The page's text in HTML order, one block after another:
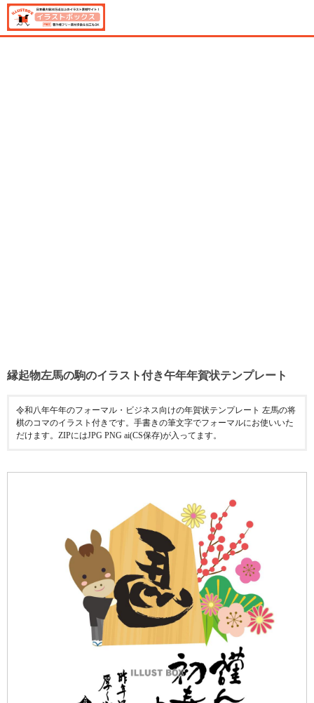
縁起物左馬の駒のイラスト付き午年年賀状テンプレート
令和八年午年のフォーマル・ビジネス向けの年賀状テンプレート 左馬の将
棋のコマのイラスト付きです。手書きの筆文字でフォーマルにお使いいた
だけます。ZIPにはJPG PNG ai(CS保存)が入ってます。